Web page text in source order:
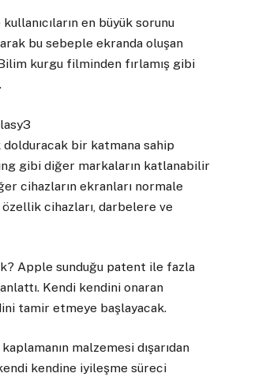
en büyük sorunu
bu sebeple ekranda oluşan
kurgu filminden fırlamış gibi
bir katmana sahip
gibi diğer markaların katlanabilir
cihazların ekranları normale
cihazları, darbelere ve
Apple sunduğu patent ile fazla
Kendi kendini onaran
tamir etmeye başlayacak.
malzemesi dışarıdan
kendine iyileşme süreci